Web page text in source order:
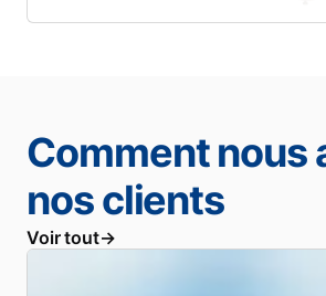
Comment nous
nos clients
Voir tout